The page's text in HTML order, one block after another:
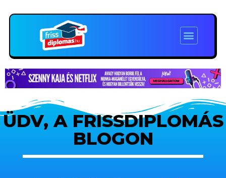
ÜDV, A FRISSDIPLOMÁS
BLOGON